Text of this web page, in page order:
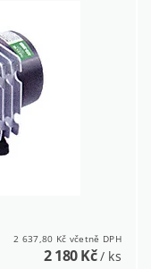
2 637,80 Kč včetně DPH
2 180 Kč/ ks